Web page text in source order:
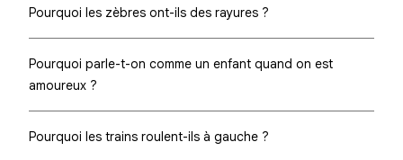
Pourquoi les zèbres ont-ils des rayures ?
Pourquoi parle-t-on comme un enfant quand on est
amoureux ?
Pourquoi les trains roulent-ils à gauche ?